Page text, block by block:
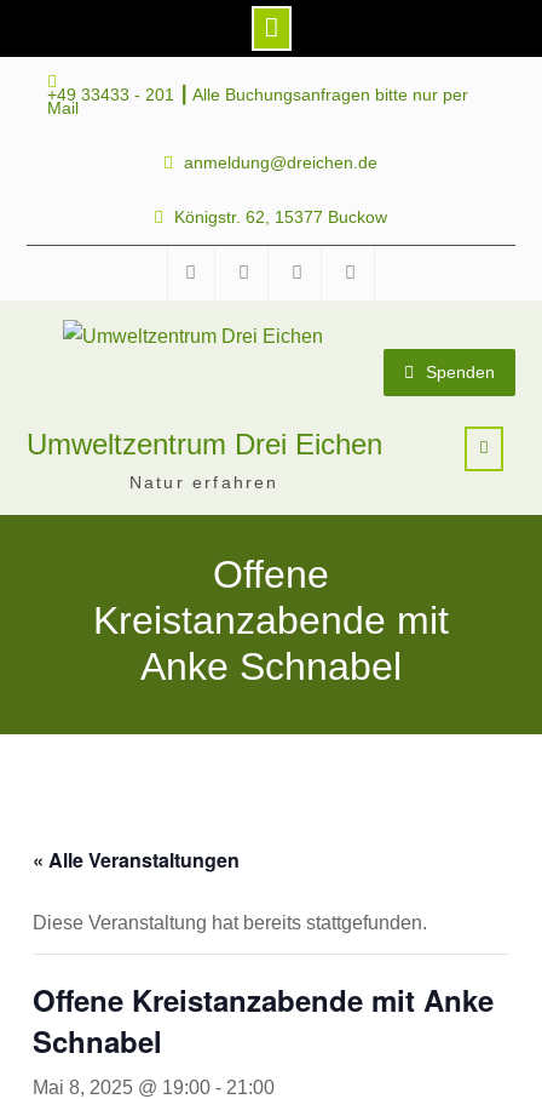
+49 33433 - 201 ┃ Alle Buchungsanfragen bitte nur per
Mail
anmeldung@dreichen.de
Königstr. 62, 15377 Buckow
Spenden
Umweltzentrum Drei Eichen
Natur erfahren
Offene
Kreistanzabende mit
Anke Schnabel
« Alle Veranstaltungen
Diese Veranstaltung hat bereits stattgefunden.
Offene Kreistanzabende mit Anke
Schnabel
Mai 8, 2025 @ 19:00- 21:00